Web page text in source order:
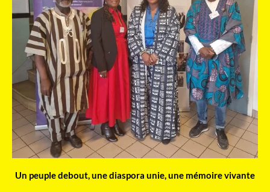
Un peuple debout, une diaspora unie, une mémoire vivante